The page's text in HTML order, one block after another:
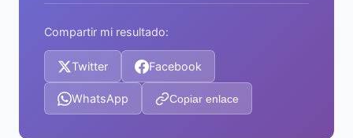
Compartir mi resultado:
Twitter Facebook
WhatsApp Copiar enlace